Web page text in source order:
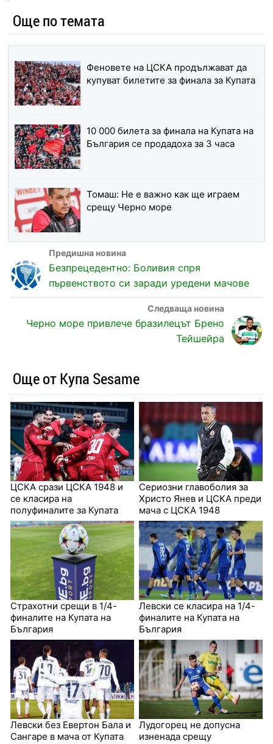
Още по темата
Феновете на ЦСКА продължават да
купуват билетите за финала за Купата
10 000 билета за финала на Купата на
България се продадоха за 3 часа
Томаш: Не е важно как ще играем
срещу Черно море
Безпрецедентно: Боливия спря
първенството си заради уредени мачове
Черно море привлече бразилецът Брено
Тейшейра
Още от Купа Sesame
ЦСКА срази ЦСКА 1948 и
се класира на
полуфиналите за Купата
Сериозни главоболия за
Христо Янев и ЦСКА преди
мача с ЦСКА 1948
Страхотни срещи в 1/4-
финалите на Купата на
България
Левски се класира на 1/4-
финалите на Купата на
България
Левски без Евертон Бала и
Сангаре в мача от Купата
Лудогорец не допусна
изненада срещу